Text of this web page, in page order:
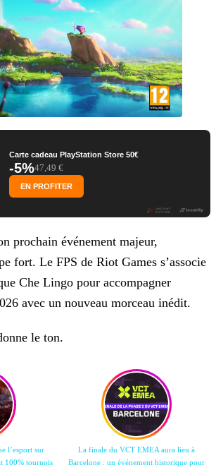
Carte cadeau PlayStation Store 50€
-5%47,49 €
EN PROFITER
prochain événement majeur,
fort. Le FPS de Riot Games s’associe
Che Lingo pour accompagner
avec un nouveau morceau inédit.
le ton.
l’esport sur
100% tournois
La finale du VCT EMEA aura lieu à
Barcelone : un événement historique pour